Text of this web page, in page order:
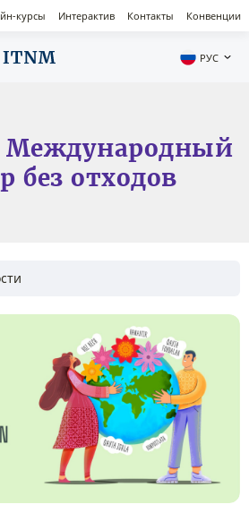
курсы Интерактив Контакты Конвенции
РУС
Международный
без отходов